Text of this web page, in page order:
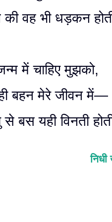
की वह भी धड़कन
में चाहिए मुझको,
बहन मेरे जीवन में—
से बस यही विनती
निधी